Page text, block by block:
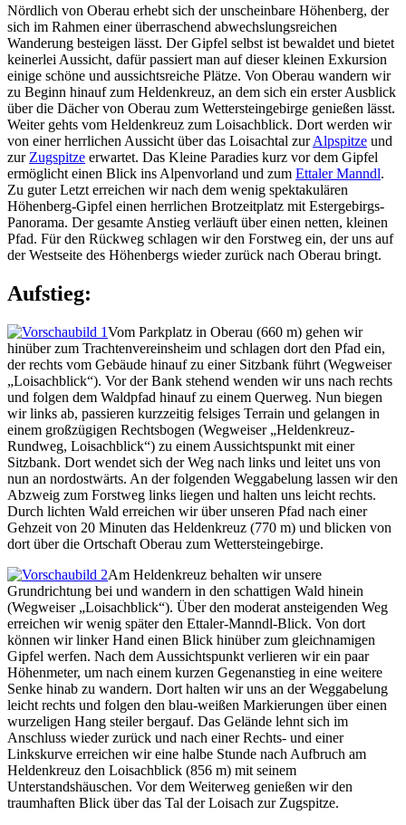
Nördlich von Oberau erhebt sich der unscheinbare Höhenberg, der
sich im Rahmen einer überraschend abwechslungsreichen
Wanderung besteigen lässt. Der Gipfel selbst ist bewaldet und bietet
keinerlei Aussicht, dafür passiert man auf dieser kleinen Exkursion
einige schöne und aussichtsreiche Plätze. Von Oberau wandern wir
zu Beginn hinauf zum Heldenkreuz, an dem sich ein erster Ausblick
über die Dächer von Oberau zum Wettersteingebirge genießen lässt.
Weiter gehts vom Heldenkreuz zum Loisachblick. Dort werden wir
von einer herrlichen Aussicht über das Loisachtal zurAlpspitze und
zur Zugspitze erwartet. Das Kleine Paradies kurz vor dem Gipfel
ermöglicht einen Blick ins Alpenvorland und zum Ettaler Manndl.
Zu guter Letzt erreichen wir nach dem wenig spektakulären
Höhenberg-Gipfel einen herrlichen Brotzeitplatz mit Estergebirgs-
Panorama. Der gesamte Anstieg verläuft über einen netten, kleinen
Pfad. Für den Rückweg schlagen wir den Forstweg ein, der uns auf
der Westseite des Höhenbergs wieder zurück nach Oberau bringt.
Aufstieg:
Vom Parkplatz in Oberau (660 m) gehen wir
hinüber zum Trachtenvereinsheim und schlagen dort den Pfad ein,
der rechts vom Gebäude hinauf zu einer Sitzbank führt (Wegweiser
„Loisachblick“). Vor der Bank stehend wenden wir uns nach rechts
und folgen dem Waldpfad hinauf zu einem Querweg. Nun biegen
wir links ab, passieren kurzzeitig felsiges Terrain und gelangen in
einem großzügigen Rechtsbogen (Wegweiser „Heldenkreuz-
Rundweg, Loisachblick“) zu einem Aussichtspunkt mit einer
Sitzbank. Dort wendet sich der Weg nach links und leitet uns von
nun an nordostwärts. An der folgenden Weggabelung lassen wir den
Abzweig zum Forstweg links liegen und halten uns leicht rechts.
Durch lichten Wald erreichen wir über unseren Pfad nach einer
Gehzeit von 20 Minuten das Heldenkreuz (770 m) und blicken von
dort über die Ortschaft Oberau zum Wettersteingebirge.
Am Heldenkreuz behalten wir unsere
Grundrichtung bei und wandern in den schattigen Wald hinein
(Wegweiser „Loisachblick“). Über den moderat ansteigenden Weg
erreichen wir wenig später den Ettaler-Manndl-Blick. Von dort
können wir linker Hand einen Blick hinüber zum gleichnamigen
Gipfel werfen. Nach dem Aussichtspunkt verlieren wir ein paar
Höhenmeter, um nach einem kurzen Gegenanstieg in eine weitere
Senke hinab zu wandern. Dort halten wir uns an der Weggabelung
leicht rechts und folgen den blau-weißen Markierungen über einen
wurzeligen Hang steiler bergauf. Das Gelände lehnt sich im
Anschluss wieder zurück und nach einer Rechts- und einer
Linkskurve erreichen wir eine halbe Stunde nach Aufbruch am
Heldenkreuz den Loisachblick (856 m) mit seinem
Unterstandshäuschen. Vor dem Weiterweg genießen wir den
traumhaften Blick über das Tal der Loisach zur Zugspitze.